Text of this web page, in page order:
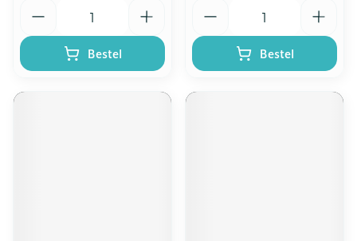
Bestel Bestel